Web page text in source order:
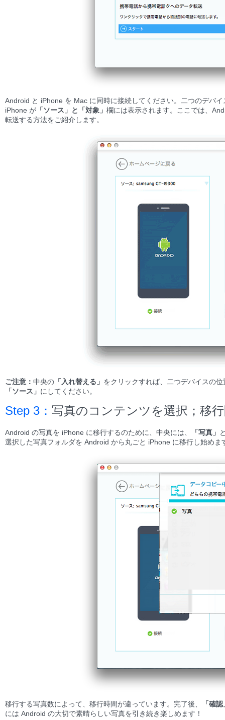
Android と iPhone を Mac に同時に接続してください。二つのデバ
iPhone が 「ソース」と「対象」 欄には表示されます。ここでは、
転送する方法をご紹介します。
ご注意： 中央の 「入れ替える」 をクリックすれば、二つデバイスの
「ソース」 にしてください。
Step 3： 写真のコンテンツを選択；移
Android の写真を iPhone に移行するのために、中央には、 「写真」
選択した写真フォルダを Android から丸ごと iPhone に移行し始めま
移行する写真数によって、移行時間が違っています。完了後、
「確
には Android の大切で素晴らしい写真を引き続き楽しめます！